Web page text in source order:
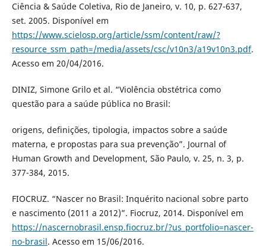
Ciência & Saúde Coletiva, Rio de Janeiro, v. 10, p. 627-637,
set. 2005. Disponível em
https://www.scielosp.org/article/ssm/content/raw/?
resource_ssm_path=/media/assets/csc/v10n3/a19v10n3.pdf.
Acesso em 20/04/2016.
DINIZ, Simone Grilo et al. “Violência obstétrica como
questão para a saúde pública no Brasil:
origens, definições, tipologia, impactos sobre a saúde
materna, e propostas para sua prevenção”. Journal of
Human Growth and Development, São Paulo, v. 25, n. 3, p.
377-384, 2015.
FIOCRUZ. “Nascer no Brasil: Inquérito nacional sobre parto
e nascimento (2011 a 2012)”. Fiocruz, 2014. Disponível em
https://nascernobrasil.ensp.fiocruz.br/?us_portfolio=nascer-
no-brasil. Acesso em 15/06/2016.